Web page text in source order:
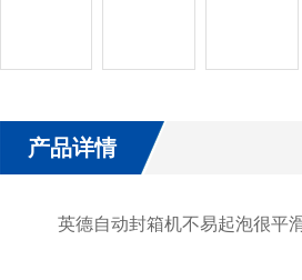
产品详情
英德自动封箱机不易起泡很平